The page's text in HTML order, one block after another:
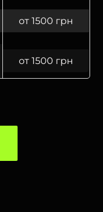
от 1500 грн
от 1500 грн